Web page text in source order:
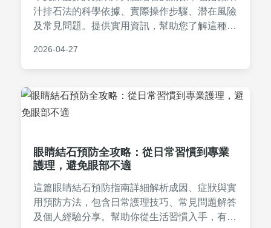
汁排石法的科學依據、實際操作步驟、潛在風險
及常見問題。提供實用資訊，幫助您了解這種自
於醫學知識和個人經驗，旨在解決您對蘋果汁膽
結石的所有疑問。
2026-04-27
眼睛結石預防全攻略：從日常習慣到專業
護理，避免眼部不適
這篇眼睛結石預防指南詳細解析成因、症狀與實
用預防方法，包含日常護理技巧、常見問題解答
及個人經驗分享。幫助你從生活習慣入手，有效